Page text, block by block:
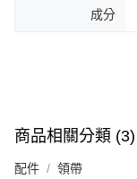
成分
商品相關分類 (3)
配件 領帶